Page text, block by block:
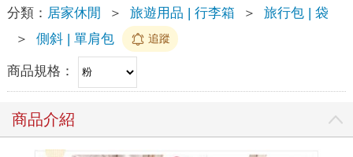
分類： 居家休閒 ＞ 旅遊用品 | 行李箱 ＞
旅行包 | 袋
＞
側斜 | 單肩包 追蹤
商品規格：
商品介紹